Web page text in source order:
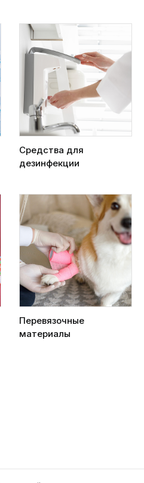
Средства для
дезинфекции
Перевязочные
материалы